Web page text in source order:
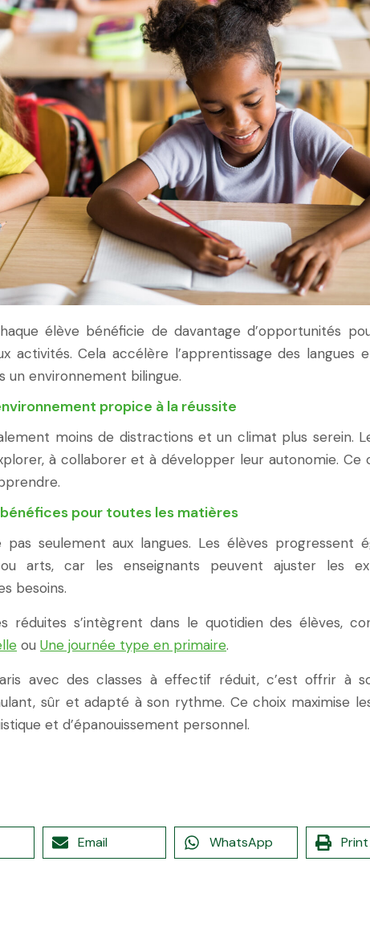
élève bénéficie de davantage d’opportunités
activités. Cela accélère l’apprentissage des langues
un environnement bilingue.
propice à la réussite
moins de distractions et un climat plus serein.
à collaborer et à développer leur autonomie. Ce
pour toutes les matières
seulement aux langues. Les élèves progressent
ou arts, car les enseignants peuvent ajuster les
besoins.
réduites s’intègrent dans le quotidien des élèves,
ou Une journée type en primaire.
avec des classes à effectif réduit, c’est offrir à
sûr et adapté à son rythme. Ce choix maximise
et d’épanouissement personnel.
Email WhatsApp Print